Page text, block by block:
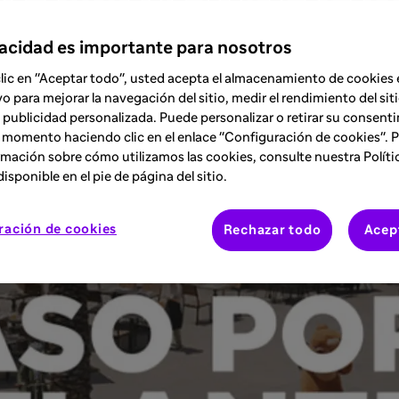
ante la alta comorbilidad
es importante para nosotros
en "Aceptar todo", usted acepta el almacenamiento de cookies
para mejorar la navegación del sitio, medir el rendimiento del
publicidad personalizada. Puede personalizar o retirar su
haciendo clic en el enlace "Configuración de cookies".
sobre cómo utilizamos las cookies, consulte nuestra
en el pie de página del sitio.
de cookies Rechazar todo